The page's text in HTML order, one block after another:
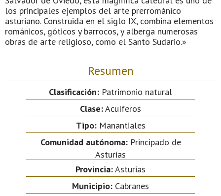
los principales ejemplos del arte prerrománico
asturiano. Construida en el siglo IX, combina elementos
románicos, góticos y barrocos, y alberga numerosas
obras de arte religioso, como el Santo Sudario.»
Resumen
Clasificación: Patrimonio natural
Clase:Acuíferos
Tipo:Manantiales
Comunidad autónoma:Principado de
Asturias
Provincia:Asturias
Municipio: Cabranes